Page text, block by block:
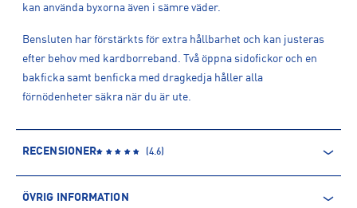
kan använda byxorna även i sämre väder.
Bensluten har förstärkts för extra hållbarhet och kan justeras
efter behov med kardborreband. Två öppna sidofickor och en
bakficka samt benficka med dragkedja håller alla
förnödenheter säkra när du är ute.
RECENSIONER (4.6)
ÖVRIG INFORMATION